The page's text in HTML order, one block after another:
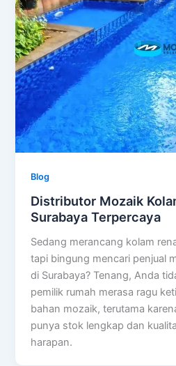
Blog
Distributor Mozaik
Surabaya Terpercaya
Sedang merancang kolam
tapi bingung mencari penjual
di Surabaya? Tenang, Anda
pemilik rumah merasa ragu
bahan mozaik, terutama
punya stok lengkap dan
harapan.